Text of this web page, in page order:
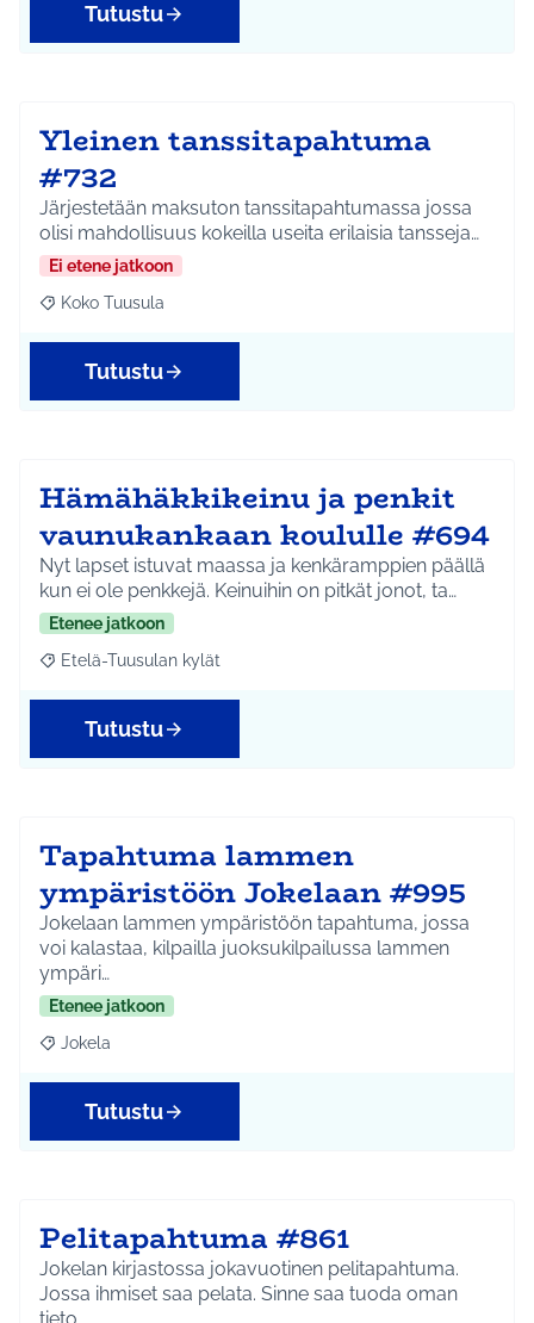
Tutustu
Yleinen tanssitapahtuma
#732
Järjestetään maksuton tanssitapahtumassa jossa
olisi mahdollisuus kokeilla useita erilaisia tansseja…
Ei etene jatkoon
Rajaa tulokset aihepiirin mukaan: Koko Tuusula
Koko Tuusula
Tutustu
Hämähäkkikeinu ja penkit
vaunukankaan koululle #694
Nyt lapset istuvat maassa ja kenkäramppien päällä
kun ei ole penkkejä. Keinuihin on pitkät jonot, ta…
Etenee jatkoon
Rajaa tulokset aihepiirin mukaan: Etelä-Tuusulan kylät
Etelä-Tuusulan kylät
Tutustu
Tapahtuma lammen
ympäristöön Jokelaan #995
Jokelaan lammen ympäristöön tapahtuma, jossa
voi kalastaa, kilpailla juoksukilpailussa lammen
ympäri…
Etenee jatkoon
Rajaa tulokset aihepiirin mukaan: Jokela
Jokela
Tutustu
Pelitapahtuma #861
Jokelan kirjastossa jokavuotinen pelitapahtuma.
Jossa ihmiset saa pelata. Sinne saa tuoda oman